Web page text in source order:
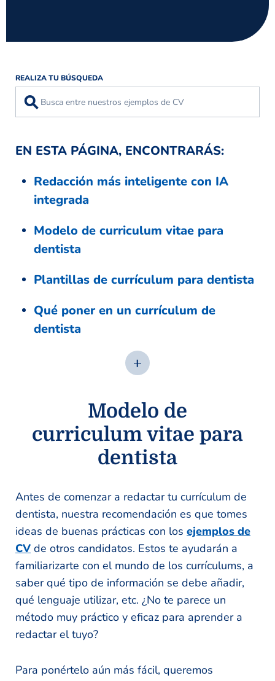
REALIZA TU BÚSQUEDA
⚲
EN ESTA PÁGINA, ENCONTRARÁS:
Redacción más inteligente con IA
integrada
Modelo de curriculum vitae para
dentista
Plantillas de currículum para dentista
Qué poner en un currículum de
dentista
Modelo de
curriculum vitae para
dentista
Antes de comenzar a redactar tu currículum de
dentista, nuestra recomendación es que tomes
ideas de buenas prácticas con los ejemplos de
CV de otros candidatos. Estos te ayudarán a
familiarizarte con el mundo de los currículums, a
saber qué tipo de información se debe añadir,
qué lenguaje utilizar, etc. ¿No te parece un
método muy práctico y eficaz para aprender a
redactar el tuyo?
Para ponértelo aún más fácil, queremos